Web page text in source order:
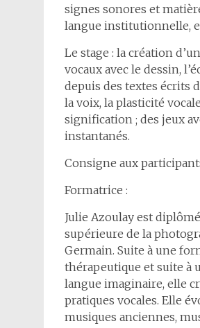
signes sonores et
langue institutionnelle,
Le stage : la création
vocaux avec le dessin,
depuis des textes écrits
la voix, la plasticité
signification ; des jeux
instantanés.
Consigne aux
Formatrice :
Julie Azoulay est
supérieure de la
Germain. Suite à une
thérapeutique et suite à
langue imaginaire, elle
pratiques vocales. Elle
musiques anciennes,